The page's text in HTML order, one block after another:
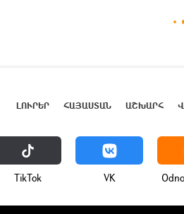
ԼՈՒՐԵՐ ՀԱՅԱՍՏԱՆ ԱՇԽԱՐՀ
ТikТоk VK